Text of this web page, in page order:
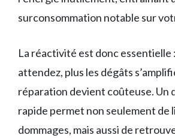
surconsommation notable sur
La réactivité est donc essentielle
attendez, plus les dégâts
réparation devient coûteuse. Un
rapide permet non seulement de
dommages, mais aussi de